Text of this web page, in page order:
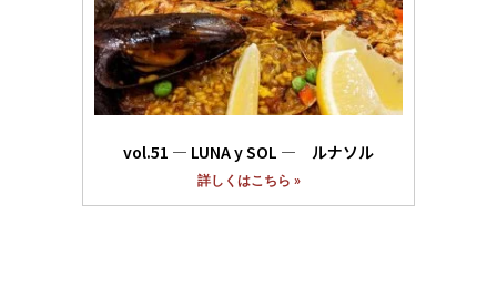
vol.51 ― LUNA y SOL ― ルナソル
詳しくはこちら »